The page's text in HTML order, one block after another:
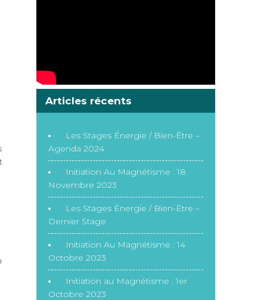
Articles récents
Les Stages Énergie / Bien-Être –
Agenda 2024
Initiation Au Magnétisme : 18
Novembre 2023
Les Stages Énergie / Bien-Être –
Dernier Stage
Initiation Au Magnétisme : 14
Octobre 2023
Initiation au Magnétisme : 1er
Octobre 2023